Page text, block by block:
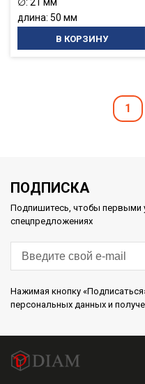
длина: 50 мм
В КОРЗИНУ
1
ПОДПИСКА
Подпишитесь, чтобы первыми
спецпредложениях
Нажимая кнопку
персональных данных и